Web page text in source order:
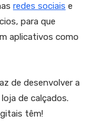
redes sociais e
para que
aplicativos como
de desenvolver a
de calçados.
têm!